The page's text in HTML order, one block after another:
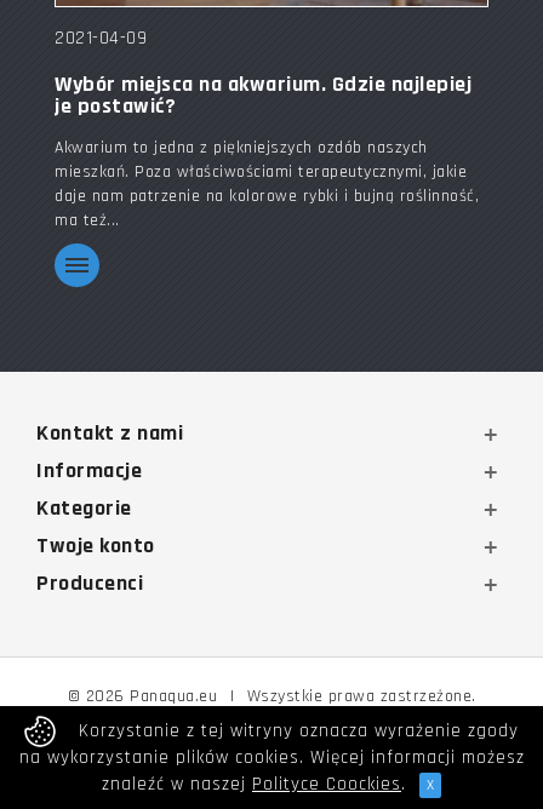
2021-04-09
Wybór miejsca na akwarium. Gdzie najlepiej
je postawić?
Akwarium to jedna z piękniejszych ozdób naszych
mieszkań. Poza właściwościami terapeutycznymi, jakie
daje nam patrzenie na kolorowe rybki i bujną roślinność,
ma też...
Kontakt z nami
Informacje
Kategorie
Twoje konto
Producenci
© 2026 Panaqua.eu | Wszystkie prawa zastrzeżone.
Korzystanie z tej witryny oznacza wyrażenie zgody
na wykorzystanie plików cookies. Więcej informacji możesz
znaleźć w naszej Polityce Coockies. x
Poprzedni Następny Do góry